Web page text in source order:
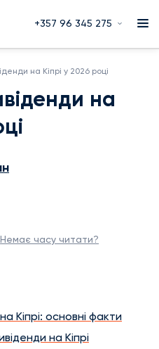
+357 96 345 275
на Кіпрі у 2026 році
на
Немає часу читати?
Кіпрі: основні факти
на Кіпрі